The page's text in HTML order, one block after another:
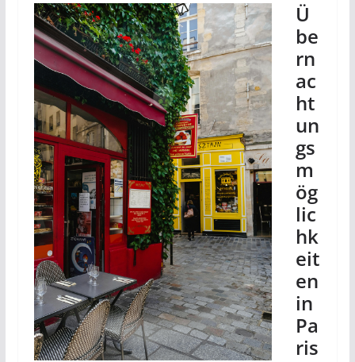
Ü
be
rn
ac
ht
un
gs
m
ög
lic
hk
eit
en
in
Pa
ris